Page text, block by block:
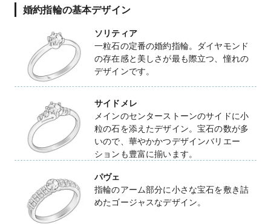
婚約指輪の基本デザイン
ソリティア
一粒石の定番の婚約指輪。ダイヤモンド
の存在感と美しさが最も際立つ、憧れの
デザインです。
サイドメレ
メインのセンターストーンのサイドに小
粒の石を添えたデザイン。宝石の数が多
いので、華やかかつデザインバリエー
ションも豊富に揃います。
パヴェ
指輪のアーム部分に小さな宝石を敷き詰
めたゴージャスなデザイン。